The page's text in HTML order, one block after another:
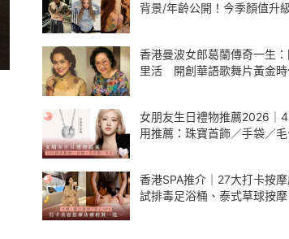
背景/年齡公開！今季顏值升
香港曼波女郎葛蘭傳奇一生
里活 開創華語歌舞片黃金
女朋友生日禮物推薦2026｜
用推薦：珠寶首飾／手袋／
香港SPA推介｜27大打卡按
試排毒足浴桶、泰式草球按摩